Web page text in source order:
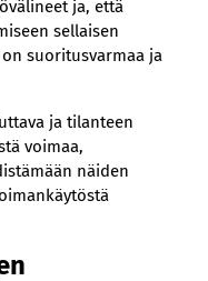
ja, että
sellaisen
suoritusvarmaa ja
ja tilanteen
voimaa,
näiden